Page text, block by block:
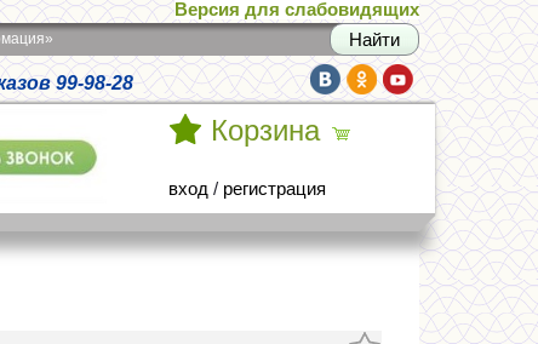
Версия для слабовидящих
99-98-28
Корзина
вход / регистрация